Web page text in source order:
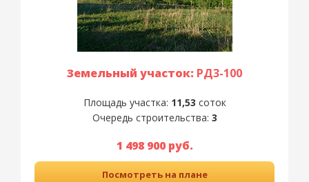
Земельный участок: РД3-100
Площадь участка: 11,53 соток
Очередь строительства: 3
1 498 900 руб.
Посмотреть на плане